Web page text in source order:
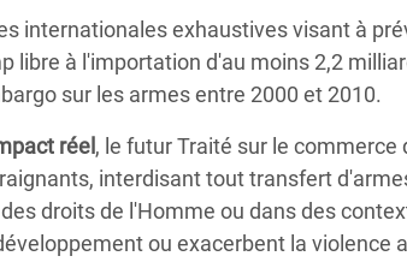
internationales exhaustives visant à
libre à l'importation d'au moins 2,2
sur les armes entre 2000 et 2010.
réel , le futur Traité sur le
interdisant tout transfert
droits de l'Homme ou dans des
ou exacerbent la violence